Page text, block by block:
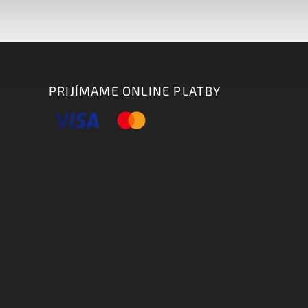
PRIJÍMAME ONLINE PLATBY